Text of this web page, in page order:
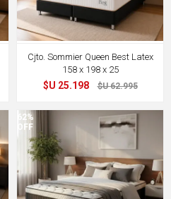
Cjto. Sommier Queen Best Latex
158 x 198 x 25
$U 25.198 $U 62.995
62%
OFF